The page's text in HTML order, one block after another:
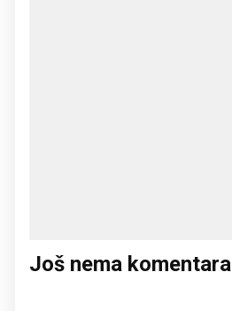
Još nema komentara